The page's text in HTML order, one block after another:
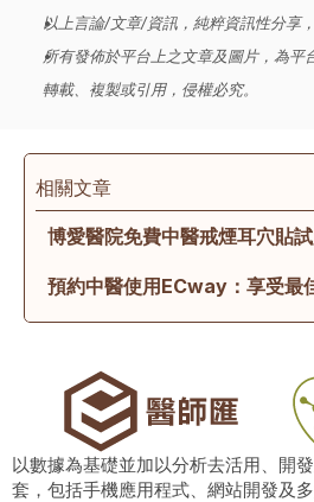
相關文章
博愛醫院免費中醫戒煙耳穴貼
預約中醫使用ECway：享受最
以上言論/文章/資訊，純粹資訊性分享
所有發佈於平台上之文章及圖片，為平
轉載、複製或引用，侵權必究。
以數據為基礎並加以分析去活用、開
套，包括手機應用程式、網站開發及多